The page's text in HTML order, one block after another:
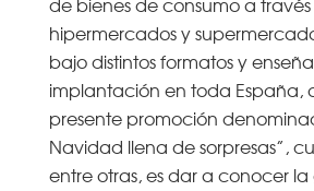
hipermercados y
bajo distintos formatos y
implantación en toda España,
presente promoción
Navidad llena de sorpresas”,
entre otras, es dar a conocer